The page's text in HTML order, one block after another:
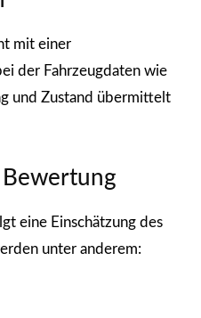
mit einer
der Fahrzeugdaten wie
und Zustand übermittelt
eine Einschätzung des
unter anderem: